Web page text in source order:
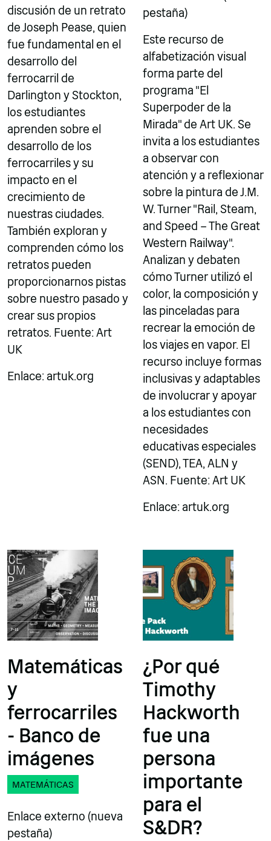
discusión de un retrato
de Joseph Pease, quien
fue fundamental en el
desarrollo del
ferrocarril de
Darlington y Stockton,
los estudiantes
aprenden sobre el
desarrollo de los
ferrocarriles y su
impacto en el
crecimiento de
nuestras ciudades.
También exploran y
comprenden cómo los
retratos pueden
proporcionarnos pistas
sobre nuestro pasado y
crear sus propios
retratos. Fuente: Art
UK
Enlace: artuk.org
pestaña)
Este recurso de
alfabetización visual
forma parte del
programa "El
Superpoder de la
Mirada" de Art UK. Se
invita a los estudiantes
a observar con
atención y a reflexionar
sobre la pintura de J.M.
W. Turner "Rail, Steam,
and Speed – The Great
Western Railway".
Analizan y debaten
cómo Turner utilizó el
color, la composición y
las pinceladas para
recrear la emoción de
los viajes en vapor. El
recurso incluye formas
inclusivas y adaptables
de involucrar y apoyar
a los estudiantes con
necesidades
educativas especiales
(SEND), TEA, ALN y
ASN. Fuente: Art UK
Enlace: artuk.org
Matemáticas
y
ferrocarriles
- Banco de
imágenes
MATEMÁTICAS
Enlace externo (nueva
pestaña)
¿Por qué
Timothy
Hackworth
fue una
persona
importante
para el
S&DR?